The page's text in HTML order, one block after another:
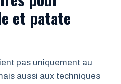
et patate
pas uniquement au
aussi aux techniques